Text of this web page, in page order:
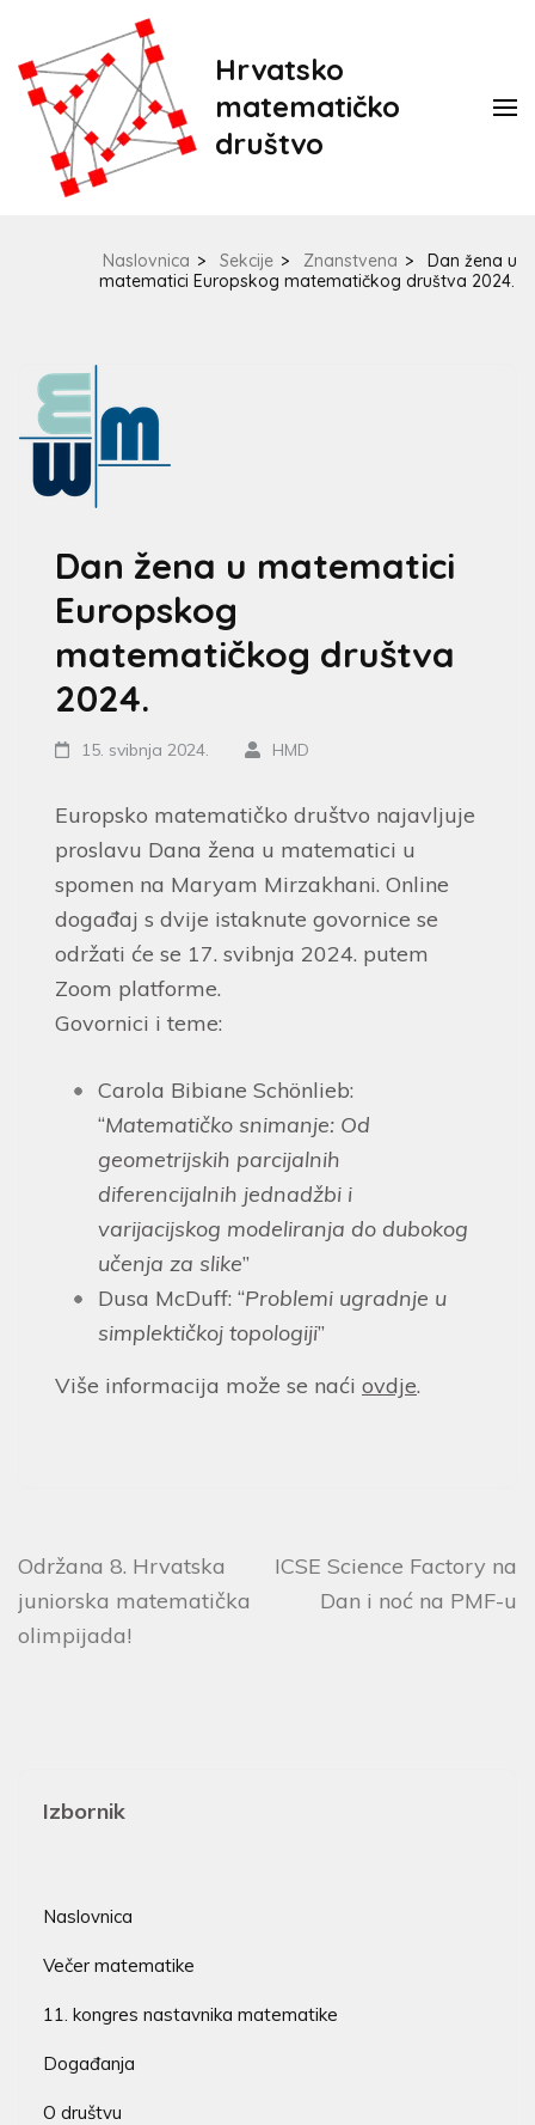
Hrvatsko
matematičko
društvo
Naslovnica > Sekcije > Znanstvena >
Dan žena u
matematici Europskog matematičkog društva 2024.
Dan žena u matematici
Europskog
matematičkog društva
2024.
15. svibnja 2024. HMD
Europsko matematičko društvo najavljuje
proslavu Dana žena u matematici u
spomen na Maryam Mirzakhani. Online
događaj s dvije istaknute govornice se
održati će se 17. svibnja 2024. putem
Zoom platforme.
Govornici i teme:
Carola Bibiane Schönlieb:
“Matematičko snimanje: Od
geometrijskih parcijalnih
diferencijalnih jednadžbi i
varijacijskog modeliranja do dubokog
učenja za slike”
Dusa McDuff: “Problemi ugradnje u
simplektičkoj topologiji”
Više informacija može se naći ovdje.
Održana 8. Hrvatska
juniorska matematička
olimpijada!
ICSE Science Factory na
Dan i noć na PMF-u
Izbornik
Naslovnica
Večer matematike
11. kongres nastavnika matematike
Događanja
O društvu